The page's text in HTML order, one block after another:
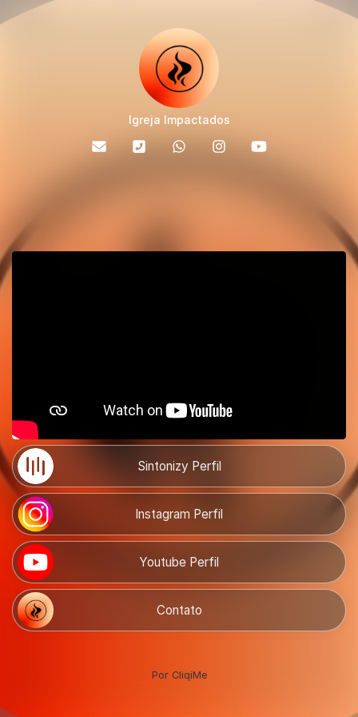
Igreja Impactados
Sintonizy Perfil
Instagram Perfil
Youtube Perfil
Contato
Por CliqiMe